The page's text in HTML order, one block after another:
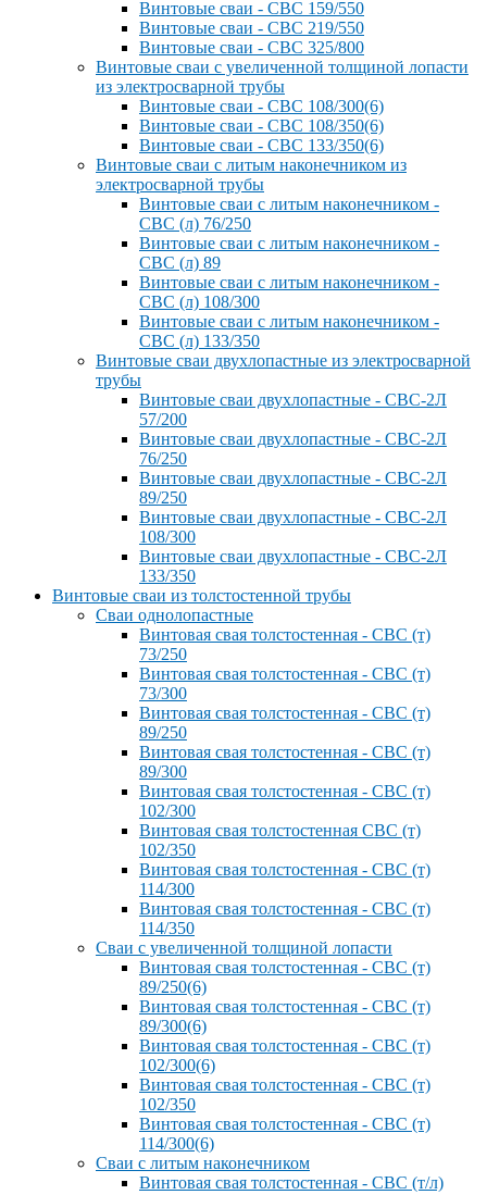
Винтовые сваи - СВС 159/550
Винтовые сваи - СВС 219/550
Винтовые сваи - СВС 325/800
Винтовые сваи с увеличенной толщиной лопасти
из электросварной трубы
Винтовые сваи - СВС 108/300(6)
Винтовые сваи - СВС 108/350(6)
Винтовые сваи - СВС 133/350(6)
Винтовые сваи с литым наконечником из
электросварной трубы
Винтовые сваи с литым наконечником -
СВС (л) 76/250
Винтовые сваи с литым наконечником -
СВС (л) 89
Винтовые сваи с литым наконечником -
СВС (л) 108/300
Винтовые сваи с литым наконечником -
СВС (л) 133/350
Винтовые сваи двухлопастные из электросварной
трубы
Винтовые сваи двухлопастные - СВС-2Л
57/200
Винтовые сваи двухлопастные - СВС-2Л
76/250
Винтовые сваи двухлопастные - СВС-2Л
89/250
Винтовые сваи двухлопастные - СВС-2Л
108/300
Винтовые сваи двухлопастные - СВС-2Л
133/350
Винтовые сваи из толстостенной трубы
Сваи однолопастные
Винтовая свая толстостенная - СВС (т)
73/250
Винтовая свая толстостенная - СВС (т)
73/300
Винтовая свая толстостенная - СВС (т)
89/250
Винтовая свая толстостенная - СВС (т)
89/300
Винтовая свая толстостенная - СВС (т)
102/300
Винтовая свая толстостенная СВС (т)
102/350
Винтовая свая толстостенная - СВС (т)
114/300
Винтовая свая толстостенная - СВС (т)
114/350
Сваи с увеличенной толщиной лопасти
Винтовая свая толстостенная - СВС (т)
89/250(6)
Винтовая свая толстостенная - СВС (т)
89/300(6)
Винтовая свая толстостенная - СВС (т)
102/300(6)
Винтовая свая толстостенная - СВС (т)
102/350
Винтовая свая толстостенная - СВС (т)
114/300(6)
Сваи с литым наконечником
Винтовая свая толстостенная - СВС (т/л)